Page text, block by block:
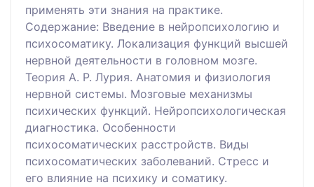
применять эти знания на практике.
Содержание: Введение в нейропсихологию и
психосоматику. Локализация функций высшей
нервной деятельности в головном мозге.
Теория А. Р. Лурия. Анатомия и физиология
нервной системы. Мозговые механизмы
психических функций. Нейропсихологическая
диагностика. Особенности
психосоматических расстройств. Виды
психосоматических заболеваний. Стресс и
его влияние на психику и соматику.